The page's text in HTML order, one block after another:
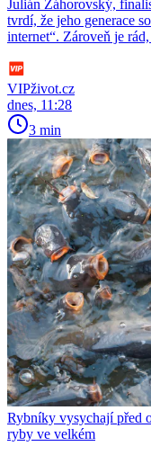
Julián Záhorovský,
tvrdí, že jeho generace
internet“. Zároveň je
VIPživot.cz
dnes, 11:28
3 min
Rybníky vysychají před
ryby ve velkém